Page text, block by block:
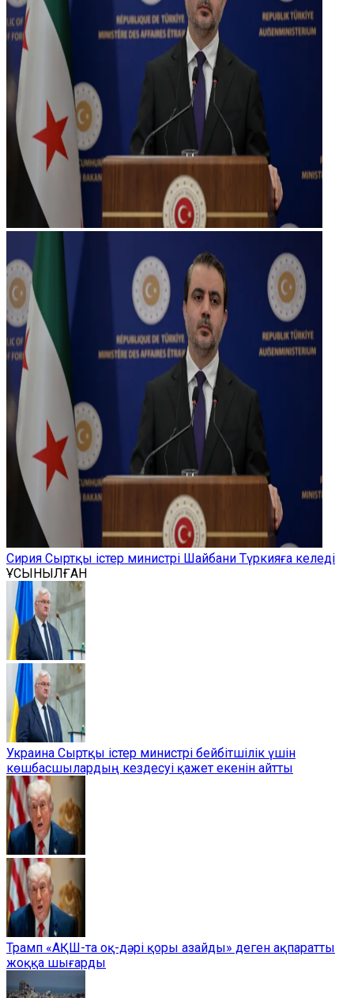
Сирия Сыртқы істер министрі Шайбани Түркияға келеді
ҰСЫНЫЛҒАН
Украина Сыртқы істер министрі бейбітшілік үшін
көшбасшылардың кездесуі қажет екенін айтты
Трамп «АҚШ-та оқ-дәрі қоры азайды» деген ақпаратты
жоққа шығарды